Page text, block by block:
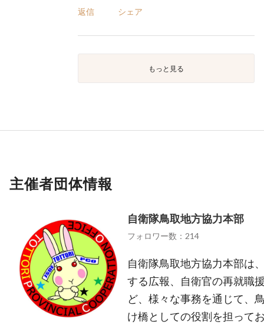
返信 シェア
もっと見る
主催者団体情報
自衛隊鳥取地方協力本部
フォロワー数：214
自衛隊鳥取地方協力本部は
する広報、自衛官の再就職
ど、様々な事務を通じて、
け橋としての役割を担って